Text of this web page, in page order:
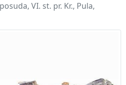
VI. st. pr. Kr., Pula,